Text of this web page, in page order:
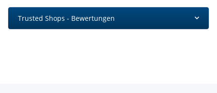
Trusted Shops - Bewertungen